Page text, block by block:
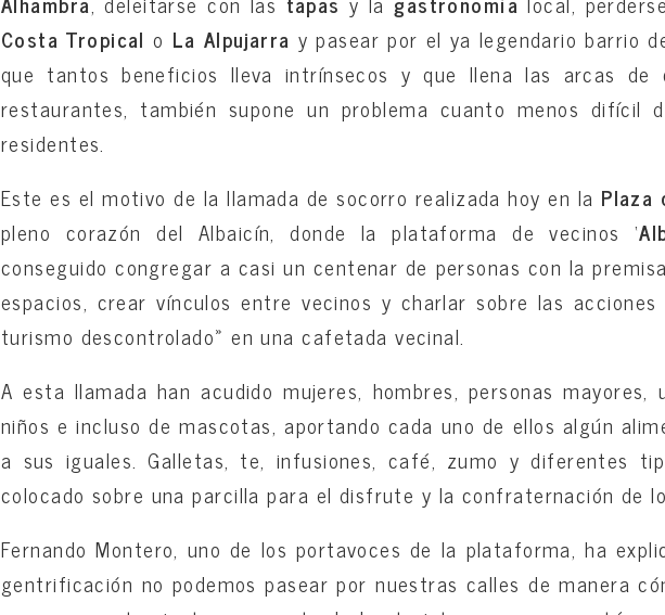
Costa Tropical o La Alpujarra y pasear por el ya legendario barrio
que tantos beneficios lleva intrínsecos y que llena las arcas de
restaurantes, también supone un problema cuanto menos difícil
residentes.
Este es el motivo de la llamada de socorro realizada hoy en la Plaza
pleno corazón del Albaicín, donde la plataforma de vecinos ‘
conseguido congregar a casi un centenar de personas con la
espacios, crear vínculos entre vecinos y charlar sobre las
turismo descontrolado» en una cafetada vecinal.
A esta llamada han acudido mujeres, hombres, personas mayores,
niños e incluso de mascotas, aportando cada uno de ellos algún
a sus iguales. Galletas, te, infusiones, café, zumo y diferentes
colocado sobre una parcilla para el disfrute y la confraternación de
Fernando Montero, uno de los portavoces de la plataforma, ha
gentrificación no podemos pasear por nuestras calles de manera